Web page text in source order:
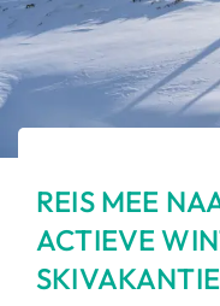
REIS MEE
ACTIEVE
SKIVAKANTIE